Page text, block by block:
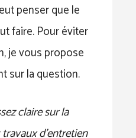
penser que le
faire. Pour éviter
je vous propose
sur la question.
claire sur la
d’entretien